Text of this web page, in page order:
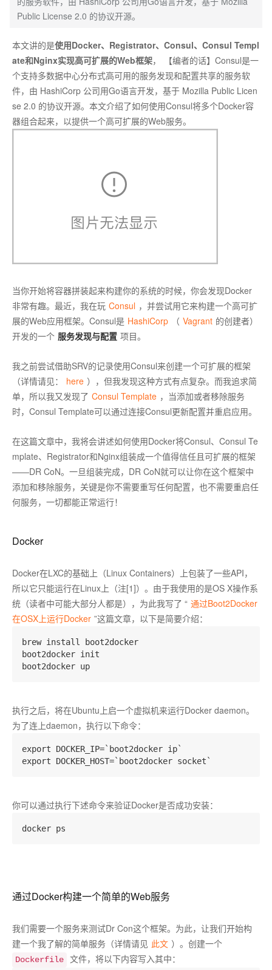
Public License 2.0 的协议开源。
本文讲的是使用Docker、Registrator、Consul、Consul Templ
ate和Nginx实现高可扩展的Web框架，
【编者的话】Consul是一
个支持多数据中心分布式高可用的服务发现和配置共享的服务软
件，由 HashiCorp 公司用Go语言开发，基于 Mozilla Public Licen
se 2.0 的协议开源。本文介绍了如何使用Consul将多个Docker容
器组合起来，以提供一个高可扩展的Web服务。
当你开始将容器拼装起来构建你的系统的时候，你会发现Docker
非常有趣。最近，我在玩 Consul ，并尝试用它来构建一个高可扩
展的Web应用框架。Consul是 HashiCorp （ Vagrant 的创建者）
开发的一个 服务发现与配置 项目。
我之前尝试借助SRV的记录使用Consul来创建一个可扩展的框架
（详情请见：
here ），但我发现这种方式有点复杂。而我追求简
单，所以我又发现了 Consul Template ，当添加或者移除服务
时，Consul Template可以通过连接Consul更新配置并重启应用。
在这篇文章中，我将会讲述如何使用Docker将Consul、Consul Te
mplate、Registrator和Nginx组装成一个值得信任且可扩展的框架
——DR CoN。一旦组装完成，DR CoN就可以让你在这个框架中
添加和移除服务，关键是你不需要重写任何配置，也不需要重启任
何服务，一切都能正常运行！
Docker
Docker在LXC的基础上（Linux Containers）上包装了一些API，
所以它只能运行在Linux上（注[1]）。由于我使用的是OS X操作系
统（读者中可能大部分人都是），为此我写了 “ 通过Boot2Docker
在OSX上运行Docker ”这篇文章，以下是简要介绍：
brew install boot2docker
boot2docker init
执行之后，将在Ubuntu上启一个虚拟机来运行Docker daemon。
为了连上daemon，执行以下命令：
export DOCKER_IP=`boot2docker ip`
你可以通过执行下述命令来验证Docker是否成功安装：
通过Docker构建一个简单的Web服务
我们需要一个服务来测试Dr Con这个框架。为此，让我们开始构
建一个我了解的简单服务（详情请见 此文 ）。创建一个
Dockerfile 文件，将以下内容写入其中：